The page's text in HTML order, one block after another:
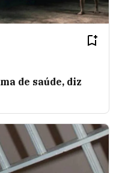
de saúde, diz